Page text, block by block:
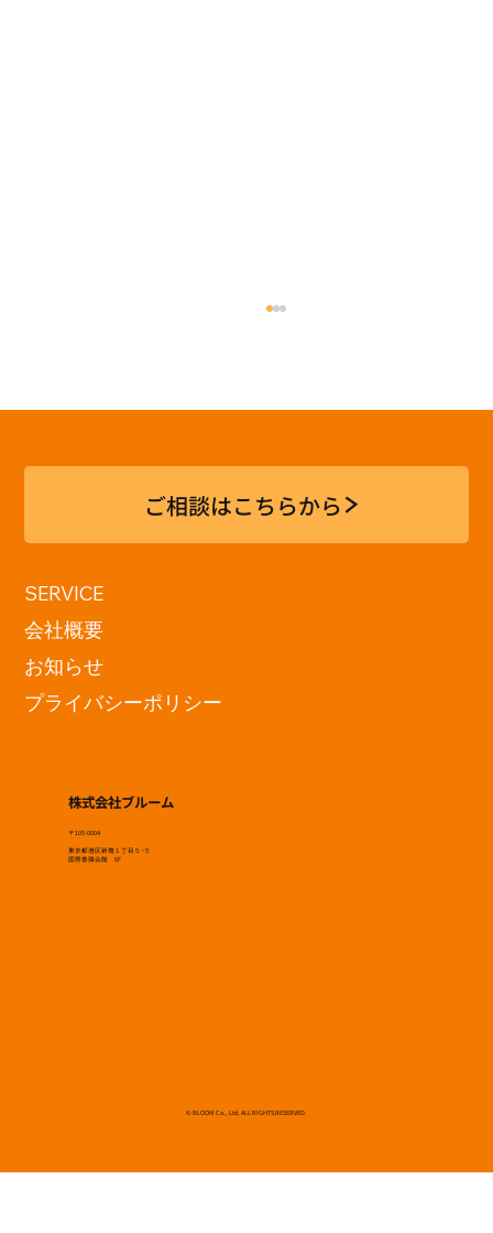
2026」訪問
© BLOOM Co., Ltd. ALL RIGHTS RESERVED.
株式会社ブルーム
〒105-0004
東京都港区新橋１丁目５−５
国際善隣会館 6F
SERVICE
会社概要
お知らせ
プライバシーポリシー
ご相談はこちらから